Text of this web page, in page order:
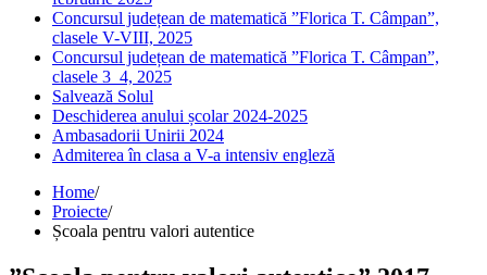
Concursul județean de matematică ”Florica T. Câmpan”,
clasele V-VIII, 2025
Concursul județean de matematică ”Florica T. Câmpan”,
clasele 3_4, 2025
Salvează Solul
Deschiderea anului școlar 2024-2025
Ambasadorii Unirii 2024
Admiterea în clasa a V-a intensiv engleză
Home/
Proiecte/
Școala pentru valori autentice